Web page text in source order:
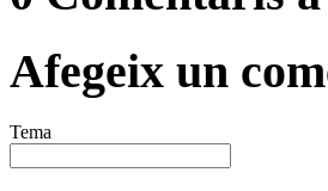
Afegeix un
Tema